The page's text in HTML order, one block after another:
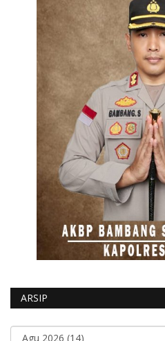
ARSIP